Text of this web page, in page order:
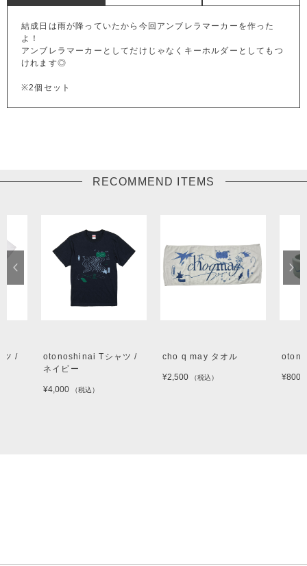
結成日は雨が降っていたから今回アンブレラマーカーを作った
よ！
アンブレラマーカーとしてだけじゃなくキーホルダーとしてもつ
けれます◎
※2個セット
RECOMMEND ITEMS
ツ /
otonoshinai Tシャツ /
ネイビー
¥4,000 （税込）
cho q may タオル
¥2,500 （税込） ¥800